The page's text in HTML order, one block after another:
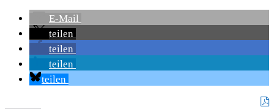
E-Mail
teilen
teilen
teilen
teilen